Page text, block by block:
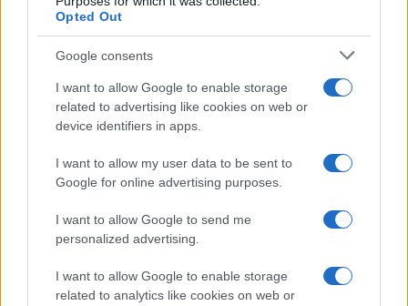
Opted Out
Google consents
I want to allow Google to enable storage
related to advertising like cookies on web or
device identifiers in apps.
I want to allow my user data to be sent to
Google for online advertising purposes.
I want to allow Google to send me
personalized advertising.
I want to allow Google to enable storage
related to analytics like cookies on web or